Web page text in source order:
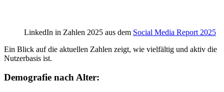
LinkedIn in Zahlen 2025 aus dem Social Media Report 2025
Ein Blick auf die aktuellen Zahlen zeigt, wie vielfältig und aktiv die
Nutzerbasis ist.
Demografie nach Alter: